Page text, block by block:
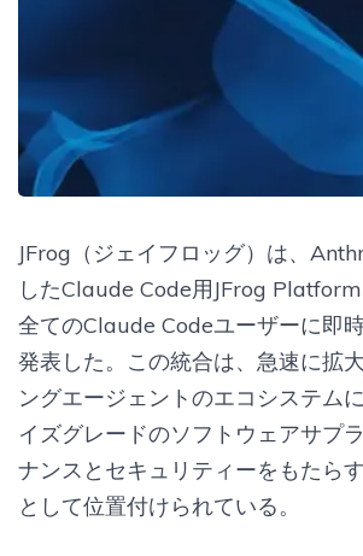
JFrog（ジェイフロッグ）は、
したClaude Code用JFrog Platform
全てのClaude Codeユーザーに即
発表した。この統合は、急速に拡
ングエージェントのエコシステム
イズグレードのソフトウェアサプ
ナンスとセキュリティーをもたら
として位置付けられている。